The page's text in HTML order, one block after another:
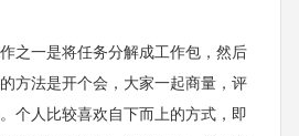
一是将任务分解成工作包，然后
方法是开个会，大家一起商量，评
个人比较喜欢自下而上的方式，即